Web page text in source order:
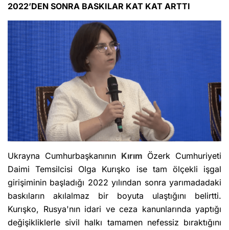
2022’DEN SONRA BASKILAR KAT KAT ARTTI
Ukrayna Cumhurbaşkanının Kırım Özerk Cumhuriyeti
Daimi Temsilcisi Olga Kurışko ise tam ölçekli işgal
girişiminin başladığı 2022 yılından sonra yarımadadaki
baskıların akılalmaz bir boyuta ulaştığını belirtti.
Kurışko, Rusya'nın idari ve ceza kanunlarında yaptığı
değişikliklerle sivil halkı tamamen nefessiz bıraktığını